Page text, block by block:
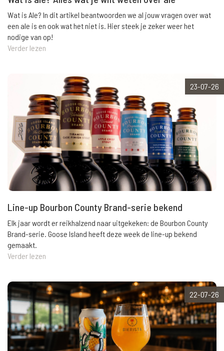
Wat is Ale? In dit artikel beantwoorden we al jouw vragen over wat
een ale is en ook wat het niet is. Hier steek je zeker weer het
nodige van op!
Verder lezen
23-07-26
Line-up Bourbon County Brand-serie bekend
Elk jaar wordt er reikhalzend naar uitgekeken: de Bourbon County
Brand-serie. Goose Island heeft deze week de line-up bekend
gemaakt.
Verder lezen
22-07-26